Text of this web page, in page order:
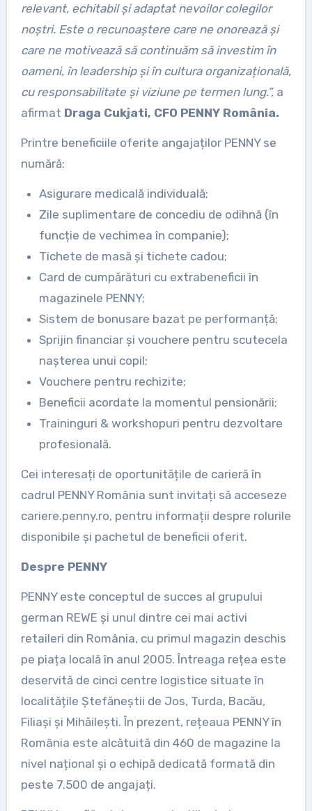
relevant, echitabil și adaptat nevoilor colegilor
noștri. Este o recunoaștere care ne onorează și
care ne motivează să continuăm să investim în
oameni, în leadership și în cultura organizațională,
cu responsabilitate și viziune pe termen lung.”, a
afirmat Draga Cukjati, CFO PENNY România.
Printre beneficiile oferite angajaților PENNY se
numără:
Asigurare medicală individuală;
Zile suplimentare de concediu de odihnă (în
funcție de vechimea în companie);
Tichete de masă și tichete cadou;
Card de cumpărături cu extrabeneficii în
magazinele PENNY;
Sistem de bonusare bazat pe performanță;
Sprijin financiar și vouchere pentru scutecela
nașterea unui copil;
Vouchere pentru rechizite;
Beneficii acordate la momentul pensionării;
Traininguri & workshopuri pentru dezvoltare
profesională.
Cei interesați de oportunitățile de carieră în
cadrul PENNY România sunt invitați să acceseze
cariere.penny.ro, pentru informații despre rolurile
disponibile și pachetul de beneficii oferit.
Despre PENNY
PENNY este conceptul de succes al grupului
german REWE și unul dintre cei mai activi
retaileri din România, cu primul magazin deschis
pe piața locală în anul 2005. Întreaga rețea este
deservită de cinci centre logistice situate în
localitățile Ștefăneștii de Jos, Turda, Bacău,
Filiași și Mihăilești. În prezent, rețeaua PENNY în
România este alcătuită din 460 de magazine la
nivel național și o echipă dedicată formată din
peste 7.500 de angajați.